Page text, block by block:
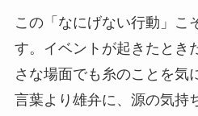
この「なにげない行動」こ
す。イベントが起きたとき
さな場面でも糸のことを気
言葉より雄弁に、源の気持